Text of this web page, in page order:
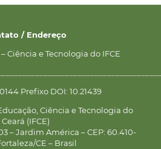
/ Endereço
Ciência e Tecnologia do IFCE
Prefixo DOI: 10.21439
Ciência e Tecnologia do
Ceará (IFCE)
– Jardim América – CEP: 60.410-
CE – Brasil